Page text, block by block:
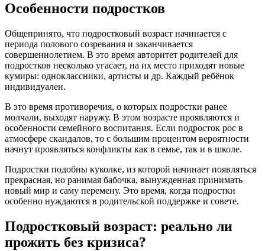
Особенности подростков
Общепринято, что подростковый возраст начинается с
периода полового созревания и заканчивается
совершеннолетием. В это время авторитет родителей для
подростков несколько угасает, на их место приходят новые
кумиры: одноклассники, артисты и др. Каждый ребёнок
индивидуален.
В это время противоречия, о которых подростки ранее
молчали, выходят наружу. В этом возрасте проявляются и
особенности семейного воспитания. Если подросток рос в
атмосфере скандалов, то с большим процентом вероятности
начнут проявляться конфликты как в семье, так и в школе.
Подростки подобны куколке, из которой начинает появляться
прекрасная, но ранимая бабочка, вынужденная принимать
новый мир и саму перемену. Это время, когда подростки
особенно нуждаются в родительской поддержке и совете.
Подростковый возраст: реально ли
прожить без кризиса?